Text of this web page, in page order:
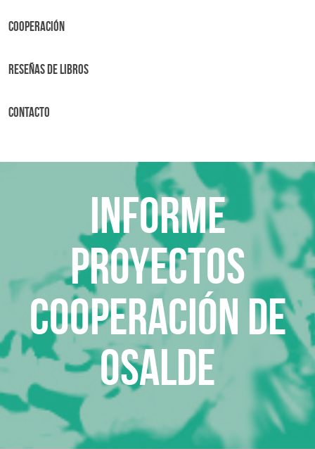
Cooperación
Reseñas de libros
Contacto
Informe
Proyectos
Cooperación de
OSALDE